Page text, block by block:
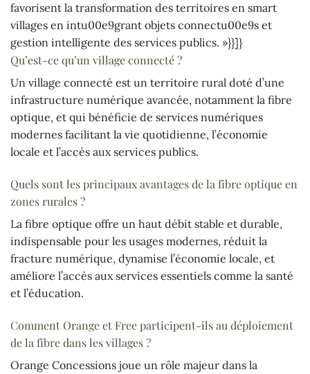
favorisent la transformation des territoires en smart
villages en intu00e9grant objets connectu00e9s et
gestion intelligente des services publics. »}}]}
Qu’est-ce qu’un village connecté ?
Un village connecté est un territoire rural doté d’une
infrastructure numérique avancée, notamment la fibre
optique, et qui bénéficie de services numériques
modernes facilitant la vie quotidienne, l’économie
locale et l’accès aux services publics.
Quels sont les principaux avantages de la fibre optique en
zones rurales ?
La fibre optique offre un haut débit stable et durable,
indispensable pour les usages modernes, réduit la
fracture numérique, dynamise l’économie locale, et
améliore l’accès aux services essentiels comme la santé
et l’éducation.
Comment Orange et Free participent-ils au déploiement
de la fibre dans les villages ?
Orange Concessions joue un rôle majeur dans la